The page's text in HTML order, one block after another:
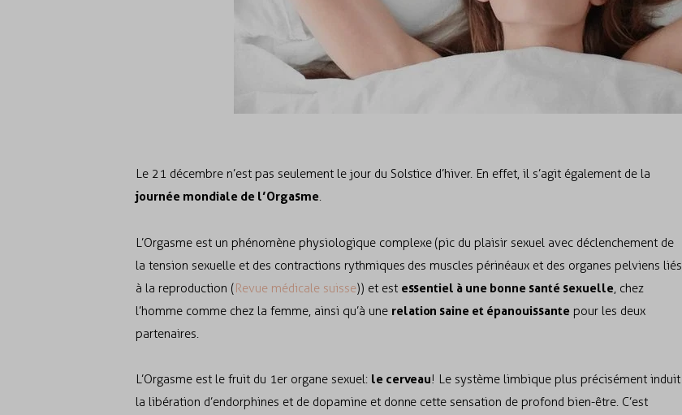
Le 21 décembre n’est pas seulement le jour du Solstice d’hiver. En effet, il s’agit également de la
journée mondiale de l’Orgasme.
L’Orgasme est un phénomène physiologique complexe (pic du plaisir sexuel avec déclenchement de
la tension sexuelle et des contractions rythmiques des muscles périnéaux et des organes pelviens liés
à la reproduction (Revue médicale suisse)) et est essentiel à une bonne santé sexuelle, chez
l’homme comme chez la femme, ainsi qu’à une relation saine et épanouissante pour les deux
partenaires.
L’Orgasme est le fruit du 1er organe sexuel: le cerveau! Le système limbique plus précisément induit
la libération d’endorphines et de dopamine et donne cette sensation de profond bien-être. C’est